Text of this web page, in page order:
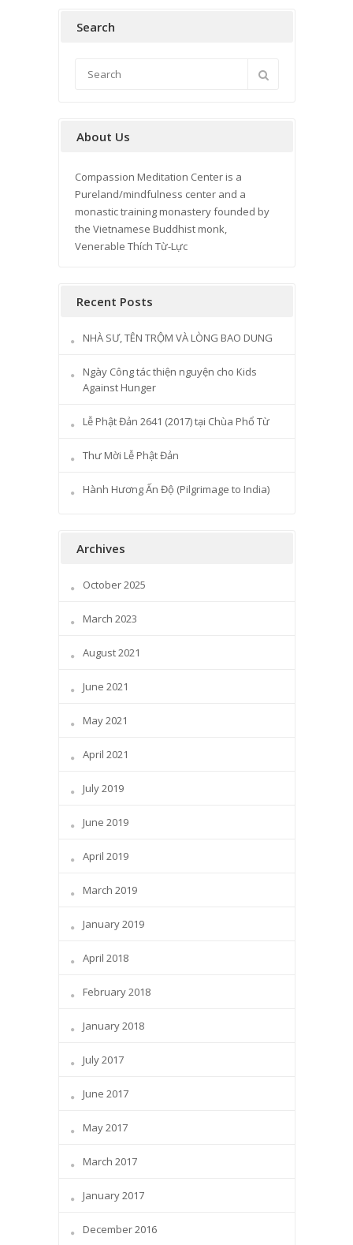
Search
About Us
Compassion Meditation Center is a
Pureland/mindfulness center and a
monastic training monastery founded by
the Vietnamese Buddhist monk,
Venerable Thích Từ-Lực
Recent Posts
NHÀ SƯ, TÊN TRỘM VÀ LÒNG BAO DUNG
Ngày Công tác thiện nguyện cho Kids
Against Hunger
Lễ Phật Đản 2641 (2017) tại Chùa Phổ Từ
Thư Mời Lễ Phật Đản
Hành Hương Ấn Độ (Pilgrimage to India)
Archives
October 2025
March 2023
August 2021
June 2021
May 2021
April 2021
July 2019
June 2019
April 2019
March 2019
January 2019
April 2018
February 2018
January 2018
July 2017
June 2017
May 2017
March 2017
January 2017
December 2016